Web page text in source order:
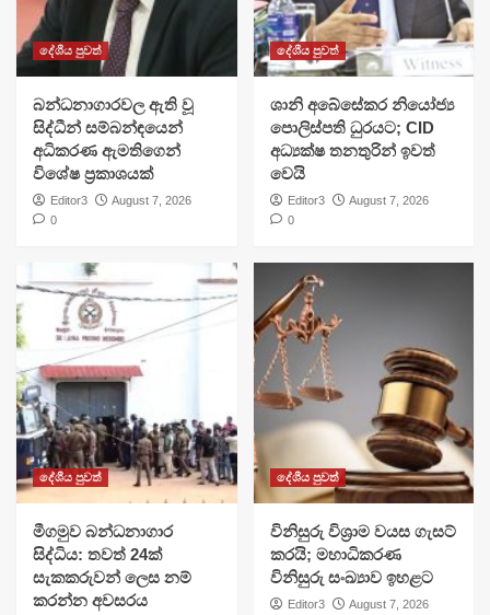
දේශීය පුවත්
බන්ධනාගාරවල ඇති වූ
සිද්ධීන් සම්බන්ඳයෙන්
අධිකරණ ඇමතිගෙන්
විශේෂ ප්‍රකාශයක්
Editor3
August 7, 2026
0
දේශීය පුවත්
ශානි අබේසේකර නියෝජ්‍ය
පොලිස්පති ධුරයට; CID
අධ්‍යක්ෂ තනතුරින් ඉවත්
වෙයි
Editor3
August 7, 2026
0
දේශීය පුවත්
මීගමුව බන්ධනාගාර
සිද්ධිය: තවත් 24ක්
සැකකරුවන් ලෙස නම්
කරන්න අවසරය
දේශීය පුවත්
විනිසුරු විශ්‍රාම වයස ගැසට්
කරයි; මහාධිකරණ
විනිසුරු සංඛ්‍යාව ඉහළට
Editor3
August 7, 2026